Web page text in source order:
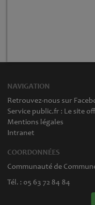
NAVIGATION
Retrouvez-nous sur
Service public.fr : Le site
Mentions légales
Intranet
COORDONNÉES
Communauté de
Tél. : 05 63 72 84 84